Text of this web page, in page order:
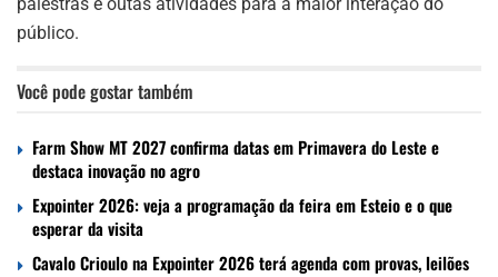
público.
Você pode gostar também
Farm Show MT 2027 confirma datas em Primavera do Leste e
destaca inovação no agro
Expointer 2026: veja a programação da feira em Esteio e o que
esperar da visita
Cavalo Crioulo na Expointer 2026 terá agenda com provas, leilões